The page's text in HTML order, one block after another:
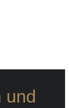
und